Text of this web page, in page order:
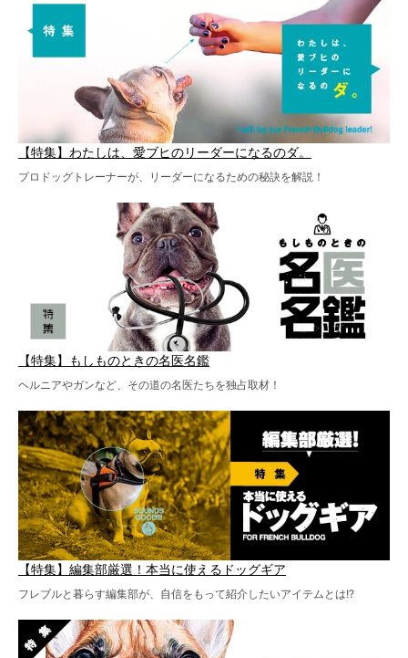
【特集】わたしは、愛ブヒのリーダーになるのダ。
プロドッグトレーナーが、リーダーになるための秘訣を解説！
【特集】もしものときの名医名鑑
ヘルニアやガンなど、その道の名医たちを独占取材！
【特集】編集部厳選！本当に使えるドッグギア
フレブルと暮らす編集部が、自信をもって紹介したいアイテムとは!?